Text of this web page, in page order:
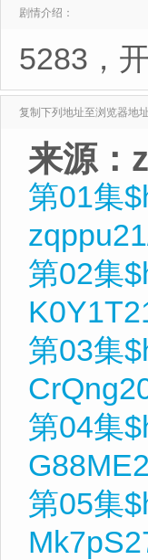
剧情介绍：
5283，
复制下列地址至浏览器地
来源：
第01集
第02集
第03集
第04集
第05集